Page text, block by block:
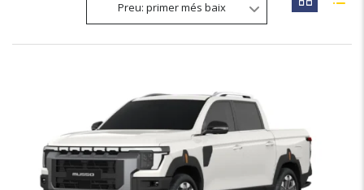
Preu: primer més baix